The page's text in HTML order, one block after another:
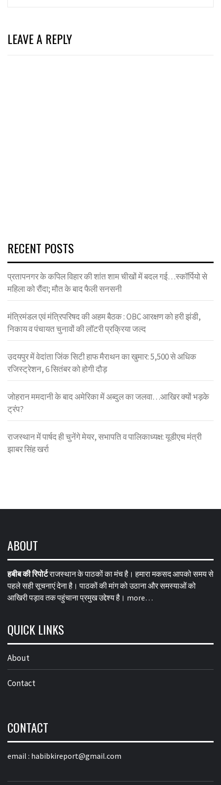
LEAVE A REPLY
RECENT POSTS
प्रतापनगर के कपिल विहार की शांत शाम चीखों में बदल गई…स्कॉर्पियो से
महिला को रौंदा; मौत के बाद फैली सनसनी
मंत्रिमंडल एवं मंत्रिपरिषद की अहम बैठक : OBC आरक्षण को हरी झंडी,
निकाय व पंचायत चुनावों की लॉटरी प्रक्रिया जल्द
उदयपुर में वेदांता जिंक सिटी हाफ मैराथन का खुमार: 5,500 से अधिक
रजिस्ट्रेशन, 6 सितंबर को होगी दौड़
जोहरान ममदानी के बाद अमेरिका में अब्दुल का जलवा…आखिर क्यों भड़के
ट्रंप?
राजस्थान में पार्षद ही चुनेंगे मेयर, सभापति व पालिकाध्यक्ष: यूडीएच मंत्री
झाबर सिंह खर्रा
ABOUT
हबीब की रिपोर्टराजस्थान के पाठकों का मंच है। हमारा मकसद आपको समय से
पहले सही सूचनाएं देना है। पाठकों की मांग को उठाना और समस्याओं को
आखिरी पड़ाव तक पहुंचाना प्रमुख उद्देश्य है। more…
QUICK LINKS
About
Contact
CONTACT
email : habibkireport@gmail.com